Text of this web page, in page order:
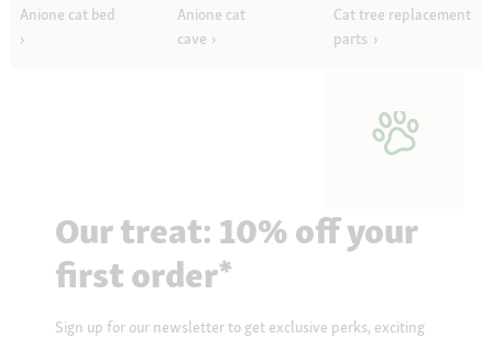
Anione cat bed
Anione cat
cave
Cat tree replacement
parts
Our treat: 10% off your
first order*
Sign up for our newsletter to get exclusive perks, exciting